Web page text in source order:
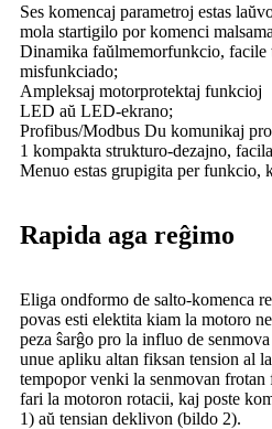
Ses komencaj parametroj estas
mola startigilo por komenci
Dinamika faŭlmemorfunkcio, facile
misfunkciado;
Ampleksaj motorprotektaj funkcioj
LED aŭ LED-ekrano;
Profibus/Modbus Du komunikaj
1 kompakta strukturo-dezajno,
Menuo estas grupigita per funkcio,
Rapida aga reĝimo
Eliga ondformo de salto-komenca
povas esti elektita kiam la motoro
peza ŝarĝo pro la influo de
unue apliku altan fiksan tension al
tempopor venki la senmovan
fari la motoron rotacii, kaj poste
1) aŭ tensian deklivon (bildo 2).